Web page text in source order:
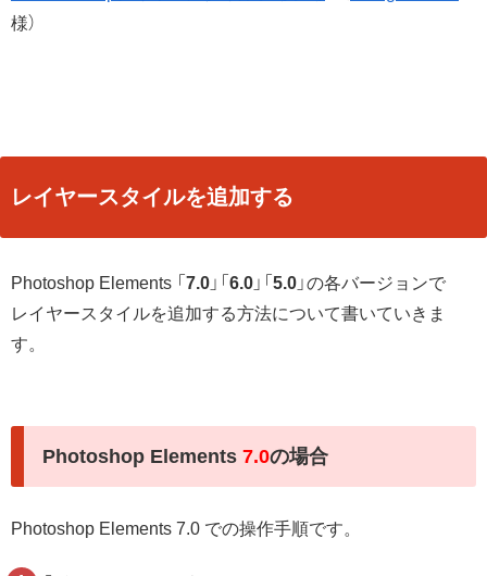
様）
レイヤースタイルを追加する
Photoshop Elements 「 7.0 」「 6.0 」「 5.0 」の各バージョンで
レイヤースタイルを追加する方法について書いていきま
す。
Photoshop Elements 7.0の場合
Photoshop Elements 7.0 での操作手順です。